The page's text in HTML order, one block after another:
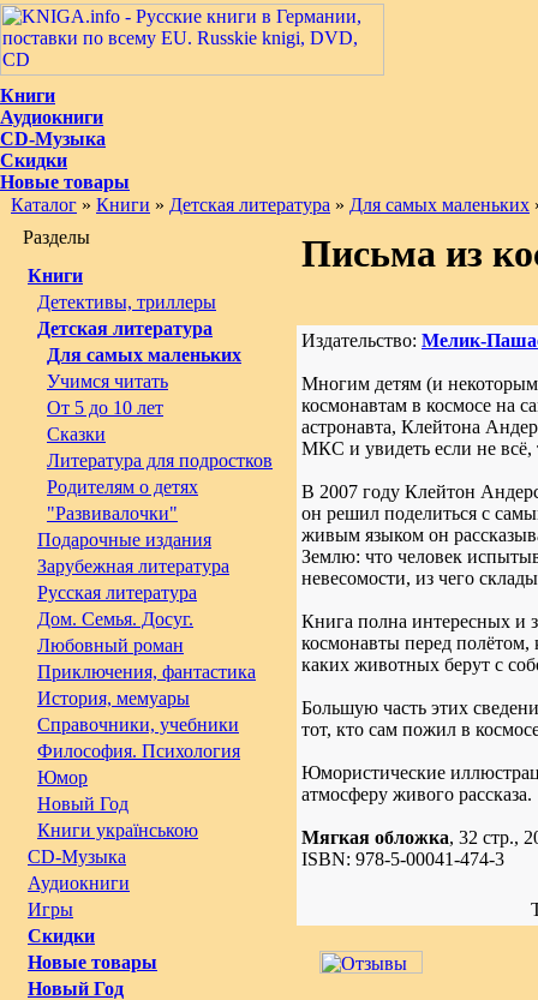
Книги
Аудиокниги
CD-Музыка
Скидки
Новые товары
Каталог » Книги » Детская литература » Для самых маленьких
Разделы
Книги
Детективы, триллеры
Детская литература
Для самых маленьких
Учимся читать
От 5 до 10 лет
Сказки
Литература для подростков
Родителям о детях
"Развивалочки"
Подарочные издания
Зарубежная литература
Русская литература
Дом. Семья. Досуг.
Любовный роман
Приключения, фантастика
История, мемуары
Справочники, учебники
Философия. Психология
Юмор
Новый Год
Книги українською
CD-Музыка
Аудиокниги
Игры
Скидки
Новые товары
Новый Год
Письма из
Издательство: Мелик-
Многим детям (и некоторым
космонавтам в космосе на
астронавта, Клейтона
МКС и увидеть если не всё,
В 2007 году Клейтон
он решил поделиться с
живым языком он
Землю: что человек
невесомости, из чего
Книга полна интересных и
космонавты перед полётом,
каких животных берут с
Большую часть этих
тот, кто сам пожил в
Юмористические
атмосферу живого рассказа.
Мягкая обложка, 32 стр.,
ISBN: 978-5-00041-474-3